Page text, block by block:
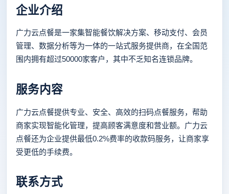
企业介绍
广力云点餐是一家集智能餐饮解决方案、移动支付、会员
管理、数据分析等为一体的一站式服务提供商，在全国范
围内拥有超过50000家客户，其中不乏知名连锁品牌。
服务内容
广力云点餐提供专业、安全、高效的扫码点餐服务，帮助
商家实现智能化管理，提高顾客满意度和营业额。广力云
点餐还为企业提供最低0.2%费率的收款码服务，让商家享
受更低的手续费。
联系方式